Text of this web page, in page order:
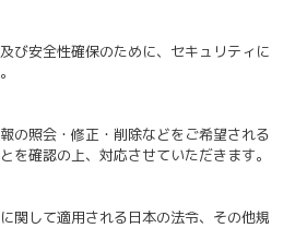
び安全性確保のために、セキュリティに
の照会・修正・削除などをご希望される
を確認の上、対応させていただきます。
関して適用される日本の法令、その他規